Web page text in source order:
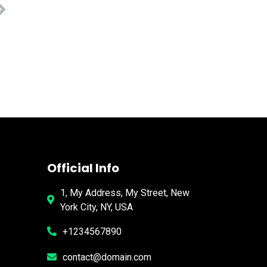
Official Info
1, My Address, My Street, New
York City, NY, USA
+1234567890
contact@domain.com